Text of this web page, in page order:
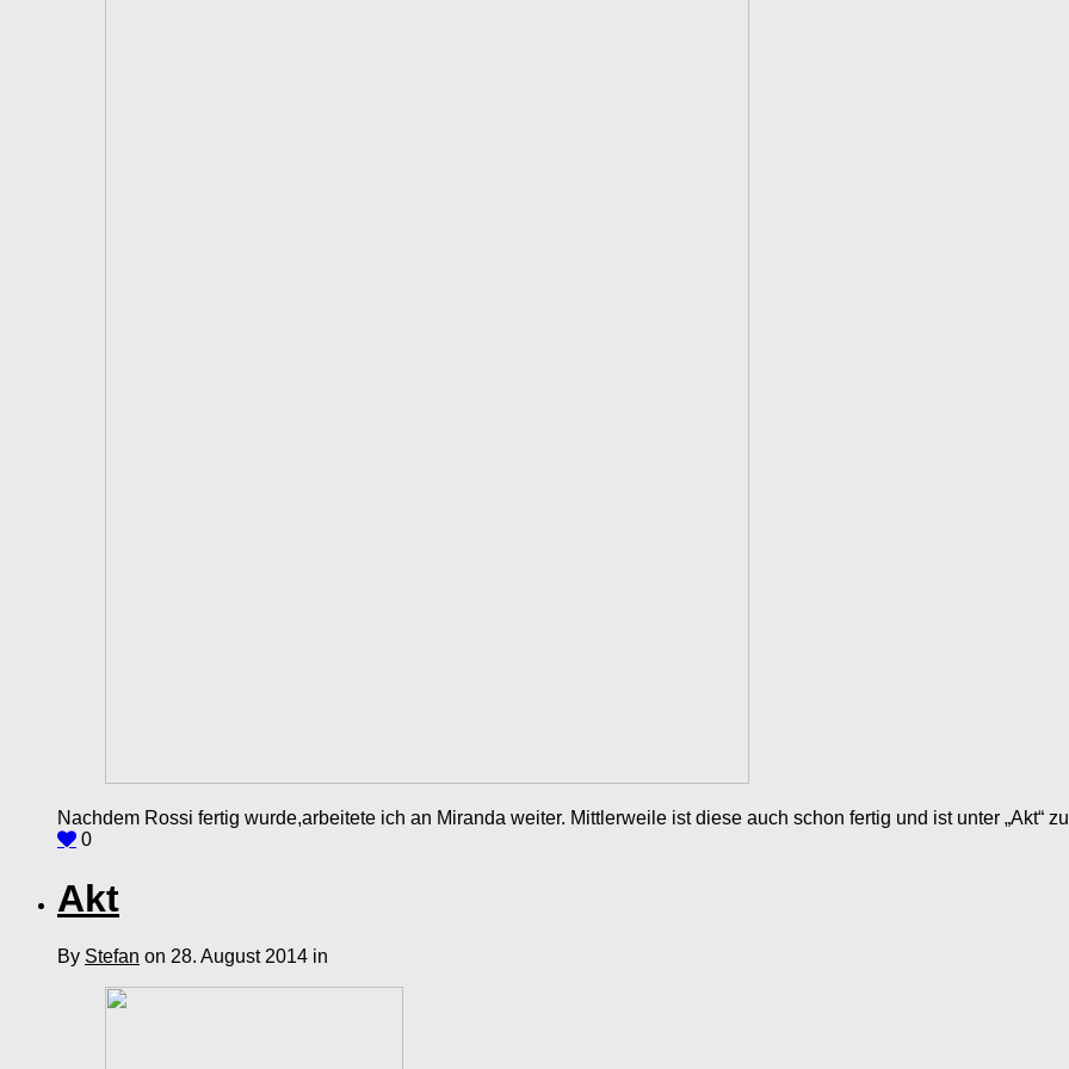
Nachdem Rossi fertig wurde,arbeitete ich an Miranda weiter. Mittlerweile ist diese auch schon fertig und ist unter „Akt“
0
Akt
By Stefan on 28. August 2014 in